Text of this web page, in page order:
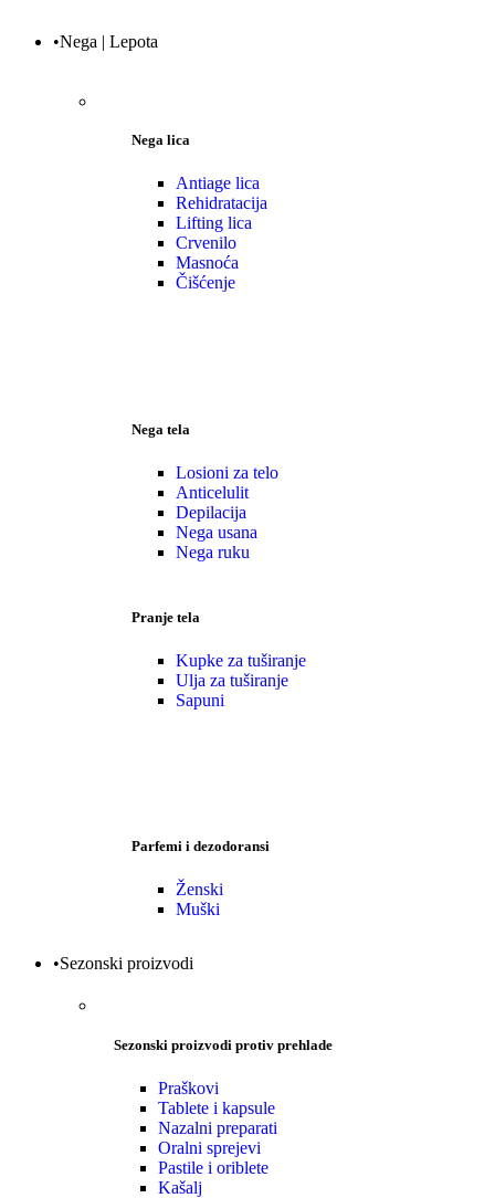
•Nega | Lepota
Nega lica
Antiage lica
Rehidratacija
Lifting lica
Crvenilo
Masnoća
Čišćenje
Nega tela
Losioni za telo
Anticelulit
Depilacija
Nega usana
Nega ruku
Pranje tela
Kupke za tuširanje
Ulja za tuširanje
Sapuni
Parfemi i dezodoransi
Ženski
Muški
•Sezonski proizvodi
Sezonski proizvodi protiv prehlade
Praškovi
Tablete i kapsule
Nazalni preparati
Oralni sprejevi
Pastile i oriblete
Kašalj